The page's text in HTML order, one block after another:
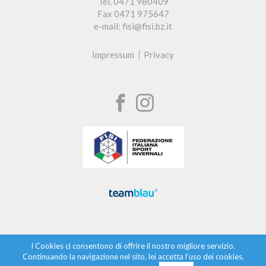
Fax 0471 975647
e-mail: fisi@fisi.bz.it
Impressum Privacy
I Cookies ci consentono di offrire il nostro migliore servizio.
Continuando la navigazione nel sito, lei accetta l’uso dei cookies.